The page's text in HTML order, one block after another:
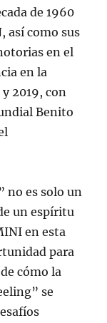
de 1960
así como sus
en el
en la
2019, con
Benito
no es solo un
un espíritu
en esta
para
cómo la
se